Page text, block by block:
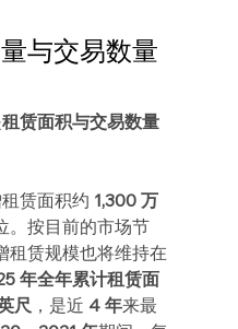
与交易数量
租赁面积与交易数量
赁面积约 1,300 万
。按目前的市场节
租赁规模也将维持在
年全年累计租赁面
尺 ，是近 4 年来最